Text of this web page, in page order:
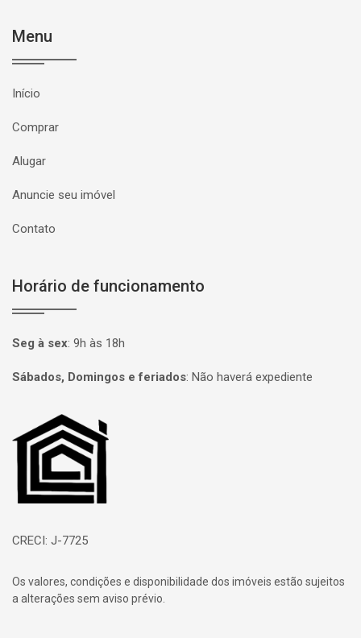
Menu
Início
Comprar
Alugar
Anuncie seu imóvel
Contato
Horário de funcionamento
Seg à sex: 9h às 18h
Sábados, Domingos e feriados: Não haverá expediente
Página inicial
CRECI: J-7725
Os valores, condições e disponibilidade dos imóveis estão sujeitos
a alterações sem aviso prévio.